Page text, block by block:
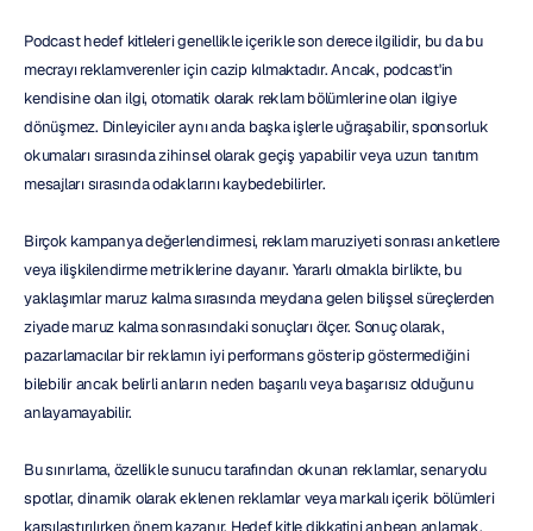
Podcast hedef kitleleri genellikle içerikle son derece ilgilidir, bu da bu
mecrayı reklamverenler için cazip kılmaktadır. Ancak, podcast'in
kendisine olan ilgi, otomatik olarak reklam bölümlerine olan ilgiye
dönüşmez. Dinleyiciler aynı anda başka işlerle uğraşabilir, sponsorluk
okumaları sırasında zihinsel olarak geçiş yapabilir veya uzun tanıtım
mesajları sırasında odaklarını kaybedebilirler.
Birçok kampanya değerlendirmesi, reklam maruziyeti sonrası anketlere
veya ilişkilendirme metriklerine dayanır. Yararlı olmakla birlikte, bu
yaklaşımlar maruz kalma sırasında meydana gelen bilişsel süreçlerden
ziyade maruz kalma sonrasındaki sonuçları ölçer. Sonuç olarak,
pazarlamacılar bir reklamın iyi performans gösterip göstermediğini
bilebilir ancak belirli anların neden başarılı veya başarısız olduğunu
anlayamayabilir.
Bu sınırlama, özellikle sunucu tarafından okunan reklamlar, senaryolu
spotlar, dinamik olarak eklenen reklamlar veya markalı içerik bölümleri
karşılaştırılırken önem kazanır. Hedef kitle dikkatini anbean anlamak,